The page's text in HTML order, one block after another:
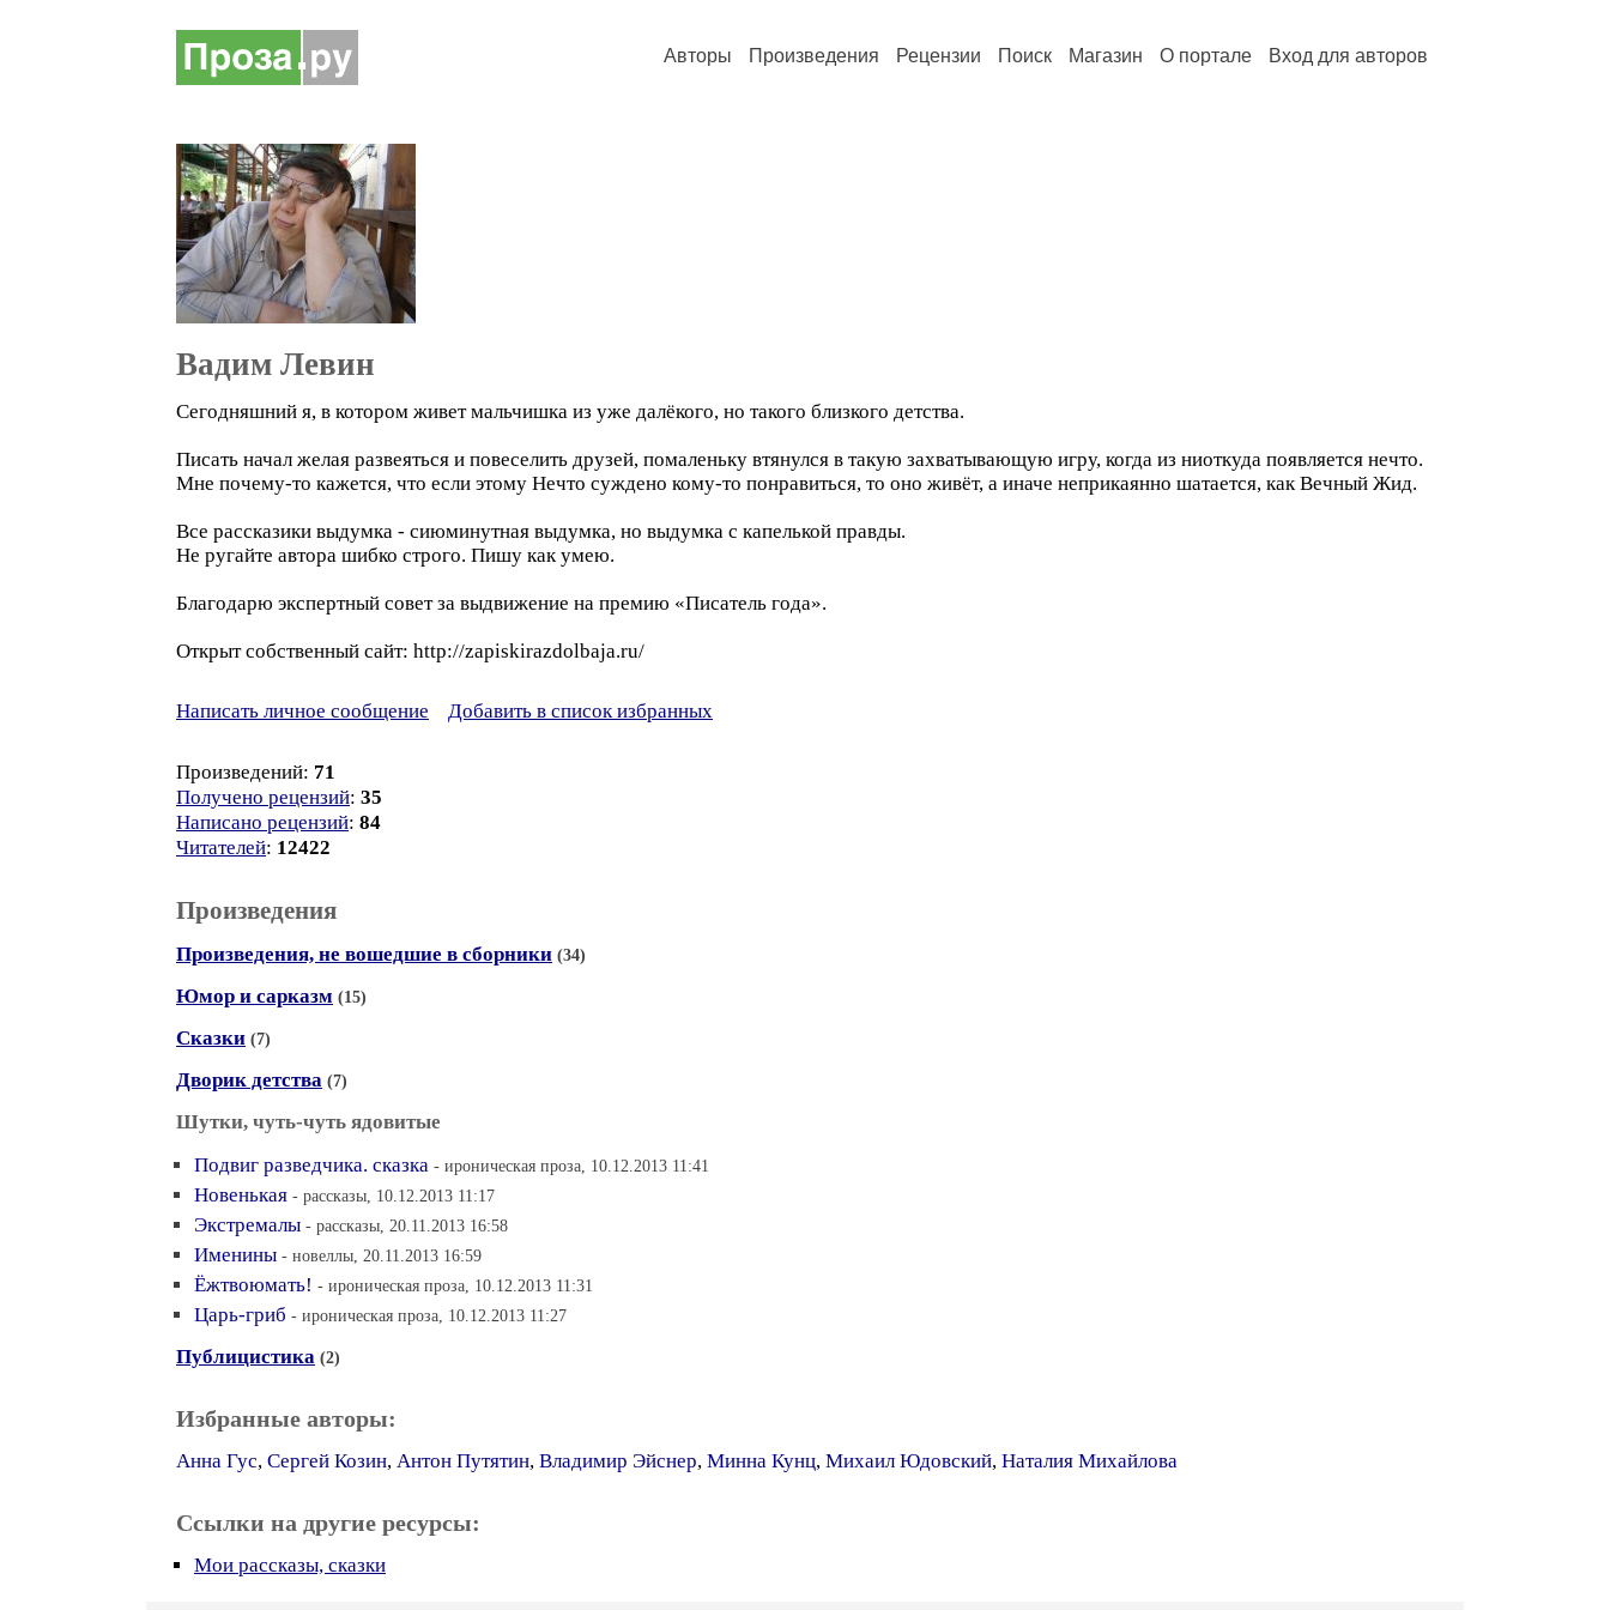
Авторы Произведения Рецензии Поиск Магазин О портале Вход для авторов
Вадим Левин
Сегодняшний я, в котором живет мальчишка из уже далёкого, но такого близкого детства.
Писать начал желая развеяться и повеселить друзей, помаленьку втянулся в такую захватывающую игру, когда из ниоткуда появляется нечто.
Мне почему-то кажется, что если этому Нечто суждено кому-то понравиться, то оно живёт, а иначе неприкаянно шатается, как Вечный Жид.
Все рассказики выдумка - сиюминутная выдумка, но выдумка с капелькой правды.
Не ругайте автора шибко строго. Пишу как умею.
Благодарю экспертный совет за выдвижение на премию «Писатель года».
Открыт собственный сайт: http://zapiskirazdolbaja.ru/
Написать личное сообщение Добавить в список избранных
Произведений: 71
Получено рецензий: 35
Написано рецензий: 84
Читателей: 12422
Произведения
Произведения, не вошедшие в сборники (34)
Юмор и сарказм (15)
Сказки (7)
Дворик детства (7)
Шутки, чуть-чуть ядовитые
Подвиг разведчика. сказка - ироническая проза, 10.12.2013 11:41
Новенькая - рассказы, 10.12.2013 11:17
Экстремалы - рассказы, 20.11.2013 16:58
Именины - новеллы, 20.11.2013 16:59
Ёжтвоюмать! - ироническая проза, 10.12.2013 11:31
Царь-гриб - ироническая проза, 10.12.2013 11:27
Публицистика (2)
Избранные авторы:
Анна Гус, Сергей Козин, Антон Путятин, Владимир Эйснер, Минна Кунц, Михаил Юдовский, Наталия Михайлова
Ссылки на другие ресурсы:
Мои рассказы, сказки